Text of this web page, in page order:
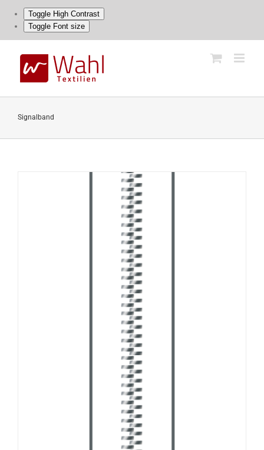
Toggle High Contrast
Toggle Font size
content
Signalband